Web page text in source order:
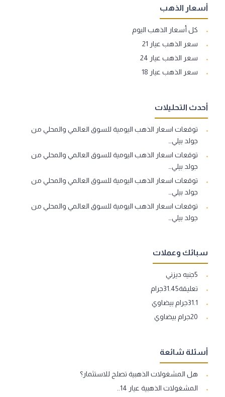
أسعار الذهب
كل أسعار الذهب اليوم
سعر الذهب عيار 21
سعر الذهب عيار 24
سعر الذهب عيار 18
أحدث التحليلات
توقعات اسعار الذهب اليومية للسوق العالمي والمحلي من
جولد بيلي…
توقعات اسعار الذهب اليومية للسوق العالمي والمحلي من
جولد بيلي…
توقعات اسعار الذهب اليومية للسوق العالمي والمحلي من
جولد بيلي…
توقعات اسعار الذهب اليومية للسوق العالمي والمحلي من
جولد بيلي…
سبائك وعملات
5جنيه ديزني
تعليقة31.45جرام
31.1جرام بيضاوي
20جرام بيضاوي
أسئلة شائعة
هل المشغولات الذهبية تصلح للاستثمار؟
المشغولات الذهبية عيار 14..